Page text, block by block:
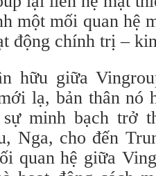
một mối quan hệ
động chính trị –
hữu giữa
lạ, bản thân nó
sự minh bạch trở
Nga, cho đến
quan hệ giữa